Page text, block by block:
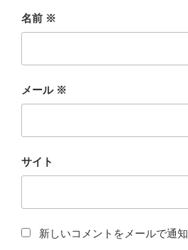
名前 ※
メール ※
サイト
新しいコメントをメールで通知